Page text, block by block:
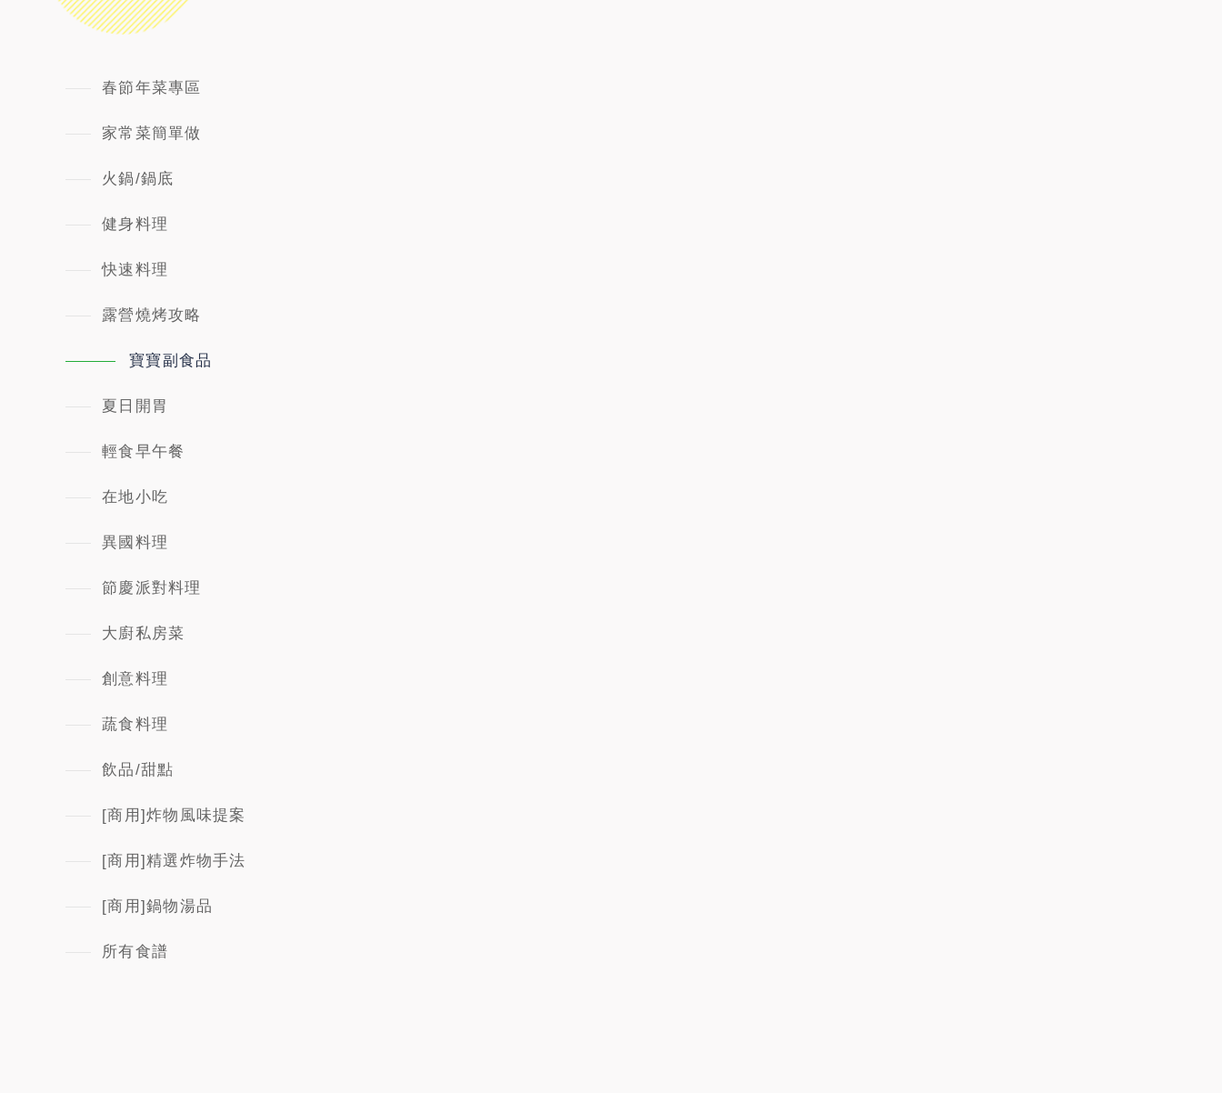
春節年菜專區
家常菜簡單做
火鍋/鍋底
健身料理
快速料理
露營燒烤攻略
寶寶副食品
夏日開胃
輕食早午餐
在地小吃
異國料理
節慶派對料理
大廚私房菜
創意料理
蔬食料理
飲品/甜點
[商用]炸物風味提案
[商用]精選炸物手法
[商用]鍋物湯品
所有食譜